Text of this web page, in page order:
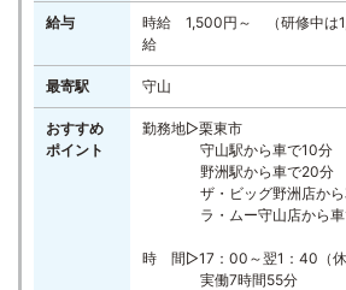
給与
時給 1,500円～ （研修中は
給
最寄駅 守山
おすすめ
ポイント
勤務地▷栗東市
守山駅から車で10分
野洲駅から車で20分
ザ・ビッグ野洲店から
ラ・ムー守山店から車
時 間▷17：00～翌1：40（休
実働7時間55分